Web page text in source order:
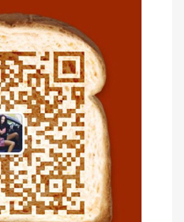
條手袋
小香經典款Large 2.55 handb
ag 小號口蓋包 v字繡型復古鏈
條 枣红色